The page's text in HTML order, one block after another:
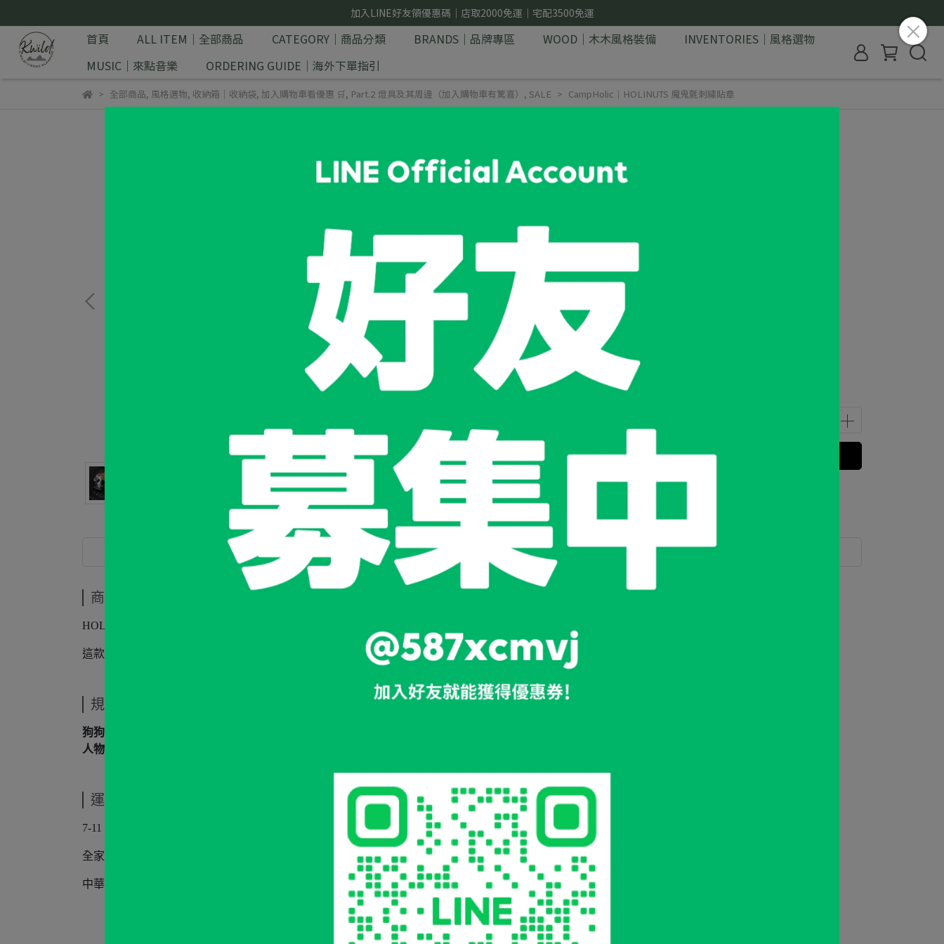
加入LINE好友領優惠碼｜店取2000免運｜宅配3500免運
首頁 ALL ITEM｜全部商品 CATEGORY｜商品分類 BRANDS｜品牌專區 WOOD｜木木風格裝備
INVENTORIES｜風格選物
MUSIC｜來點音樂
ORDERING GUIDE｜海外下單指引
全部商品, 風格選物, 收納箱｜收納袋, 加入購物車看優惠 🛒, Part.2 燈具及其周邊（加入購物車有驚喜） , SALE CampHolic｜HOLINUTS 魔鬼氈刺繡貼章
CampHolic｜HOLINUTS 魔鬼氈刺繡貼章
HOLINUTS｜不是史努比的史努比
商品編號:
供貨狀況:
尚有庫存
款式選擇
人物款
狗狗款
加入購物車
加入最愛
商品介紹 運送方式
商品介紹
HOLINUTS 風格限量商品，不是史努比的史努比。
這款貼章背面附有 ，可輕鬆固定在露營裝備上，為你的戶外裝備增添個性與風格！
規格說明
狗狗款：
人物款：
運送方式
7-11
全家
中華郵政